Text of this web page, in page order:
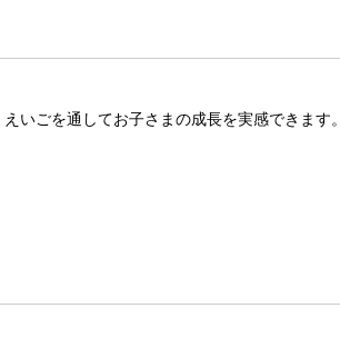
いごを通してお子さまの成長を実感できます。